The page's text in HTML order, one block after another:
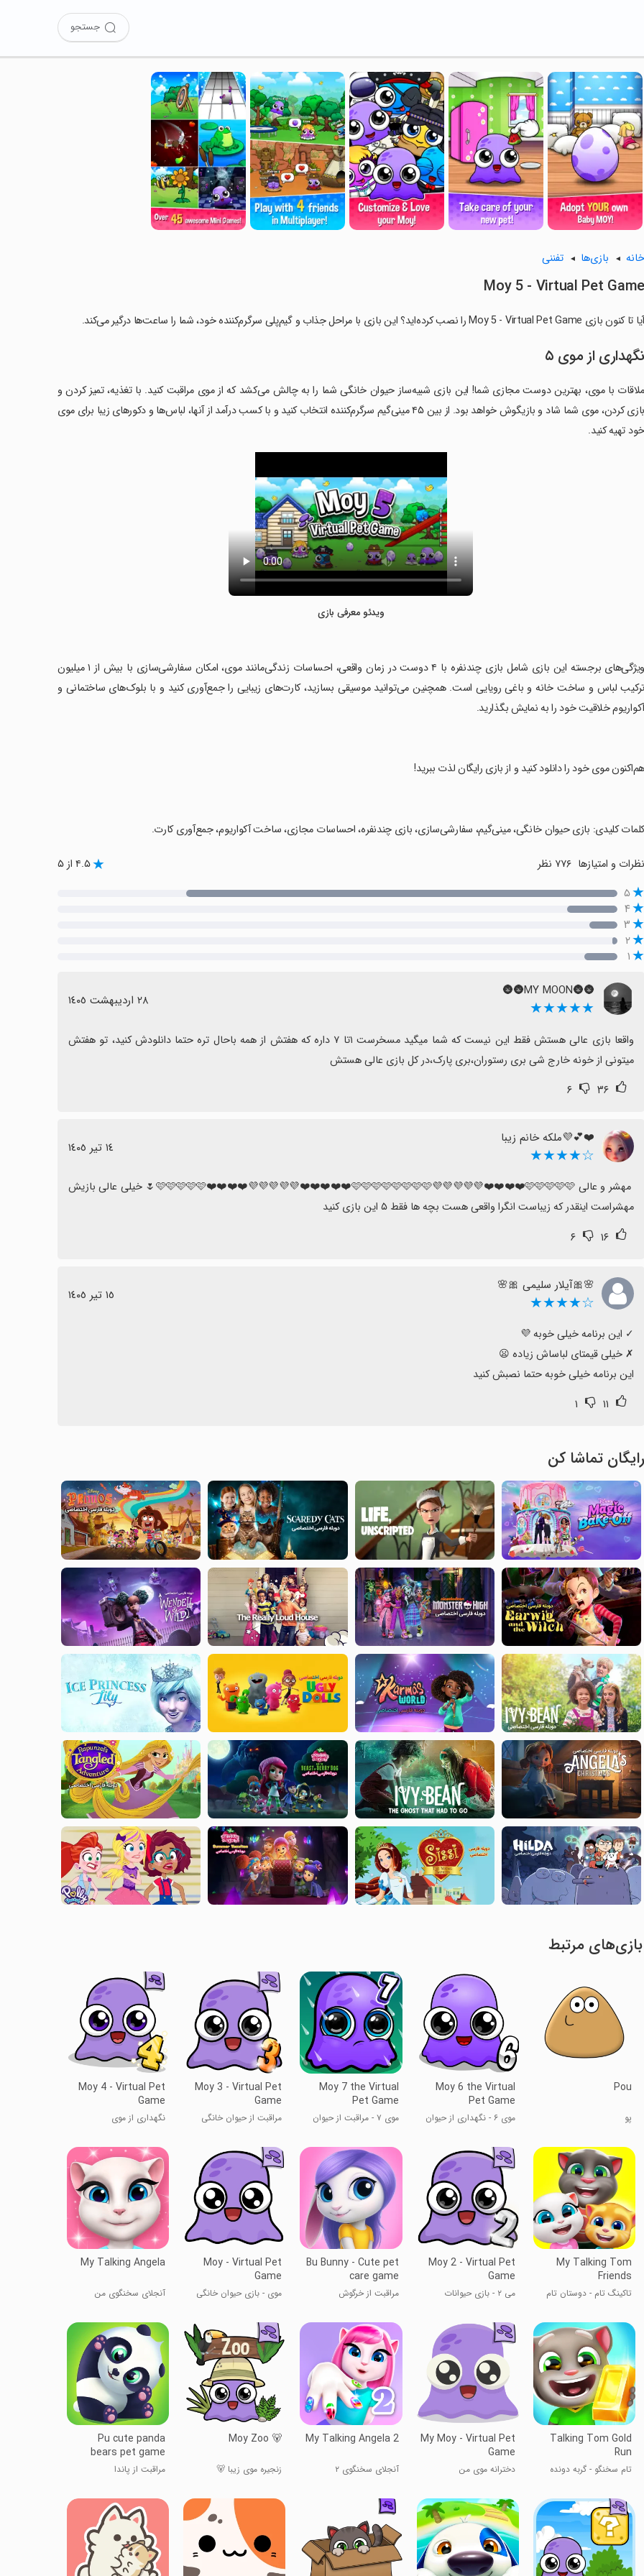
جستجو
خانه بازی‌ها تفننی
Moy 5 - Virtual Pet Game
آیا تا کنون بازی Moy 5 - Virtual Pet Game را نصب کرده‌اید؟ این بازی با مراحل جذاب و گیم‌پلی سرگرم‌کننده خود، شما را ساعت‌ها درگیر می‌کند.
نگهداری از موی ۵
ملاقات با موی، بهترین دوست مجازی شما! این بازی شبیه‌ساز حیوان خانگی شما را به چالش می‌کشد که از موی مراقبت کنید. با تغذیه، تمیز کردن و
بازی کردن، موی شما شاد و بازیگوش خواهد بود. از بین ۴۵ مینی‌گیم سرگرم‌کننده انتخاب کنید و با کسب درآمد از آنها، لباس‌ها و دکورهای زیبا برای موی
خود تهیه کنید.
ویدئو معرفی بازی
‏ویژگی‌های برجسته این بازی شامل بازی چندنفره با ۴ دوست در زمان واقعی، احساسات زندگی‌مانند موی، امکان سفارشی‌سازی با بیش از ۱ میلیون
ترکیب لباس و ساخت خانه و باغی رویایی است. همچنین می‌توانید موسیقی بسازید، کارت‌های زیبایی را جمع‌آوری کنید و با بلوک‌های ساختمانی و
آکواریوم خلاقیت خود را به نمایش بگذارید.
‏هم‌اکنون موی خود را دانلود کنید و از بازی رایگان لذت ببرید!
‏کلمات کلیدی: بازی حیوان خانگی، مینی‌گیم، سفارشی‌سازی، بازی چندنفره، احساسات مجازی، ساخت آکواریوم، جمع‌آوری کارت.
نظرات و امتیازها ۷۷۶ نظر ۴.۵ از ۵
۵
۴
۳
۲
۱
🌚🌚MY MOON🌚🌚
★★★★★ ٢٨ اردیبهشت ١٤٠٥
میتونی از خونه خارج شی بری رستوران،بری پارک،در کل بازی عالی هستش
۳۶ ۶
❤️💕💜ملکه خانم زیبا
☆★★★★ ١٤ تیر ١٤٠٥
مهشراست اینقدر که زیباست انگرا واقعی هست بچه ها فقط ۵ این بازی کنید
۱۶ ۶
🌸🎀آیلار سلیمی 🎀🌸
☆★★★★ ١٥ تیر ١٤٠٥
این برنامه خیلی خوبه حتما نصبش کنید
۱۱ ۱
رایگان تماشا کن
بازی‌های مرتبط
Pou
پو
Moy 6 the Virtual
Pet Game
موی ۶ - نگهداری از حیوان
Moy 7 the Virtual
Pet Game
موی ۷ - مراقبت از حیوان
Moy 3 - Virtual Pet
Game
مراقبت از حیوان خانگی
Moy 4 - Virtual Pet
Game
نگهداری از موی
My Talking Tom
Friends
تاکینگ تام - دوستان تام
Moy 2 - Virtual Pet
Game
می ۲ - بازی حیوانات
Bu Bunny - Cute pet
care game
مراقبت از خرگوش
Moy - Virtual Pet
Game
موی - بازی حیوان خانگی
My Talking Angela
آنجلای سخنگوی من
Talking Tom Gold
Run
تام سخنگو - گربه دونده
My Moy - Virtual Pet
Game
دخترانه موی من
My Talking Angela 2
آنجلای سخنگوی ۲
Moy Zoo 🐻
زنجیره موی زیبا 🐻
Pu cute panda
bears pet game
مراقبت از پاندا